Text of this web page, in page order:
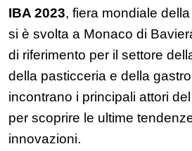
IBA 2023, fiera mondiale
si è svolta a Monaco di
di riferimento per il settore
della pasticceria e della
incontrano i principali attori
per scoprire le ultime
innovazioni.